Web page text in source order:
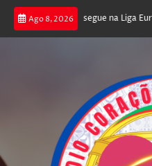
Ago 8, 2026
poker e prossegue na Liga Europa